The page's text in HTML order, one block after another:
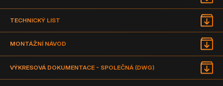
TECHNICKÝ LIST
MONTÁŽNÍ NÁVOD
VÝKRESOVÁ DOKUMENTACE - SPOLEČNÁ (DWG)